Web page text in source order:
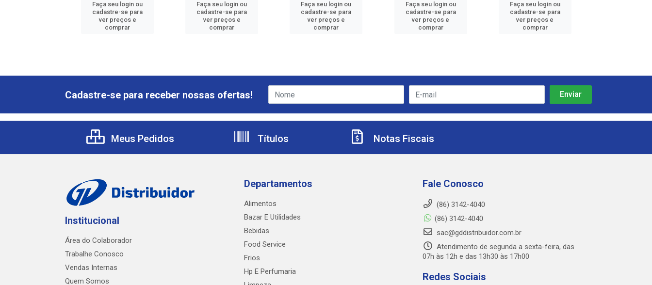
Faça seu login ou
cadastre-se para
ver preços e
comprar
Faça seu login ou
cadastre-se para
ver preços e
comprar
Faça seu login ou
cadastre-se para
ver preços e
comprar
Faça seu login ou
cadastre-se para
ver preços e
comprar
Faça seu login ou
cadastre-se para
ver preços e
comprar
Cadastre-se para receber nossas ofertas!
Meus Pedidos Títulos Notas Fiscais
Institucional
Área do Colaborador
Trabalhe Conosco
Vendas Internas
Quem Somos
Departamentos
Alimentos
Bazar E Utilidades
Bebidas
Food Service
Frios
Hp E Perfumaria
Fale Conosco
(86) 3142-4040
(86) 3142-4040
sac@gddistribuidor.com.br
Atendimento de segunda a sexta-feira, das
07h às 12h e das 13h30 às 17h00
Redes Sociais